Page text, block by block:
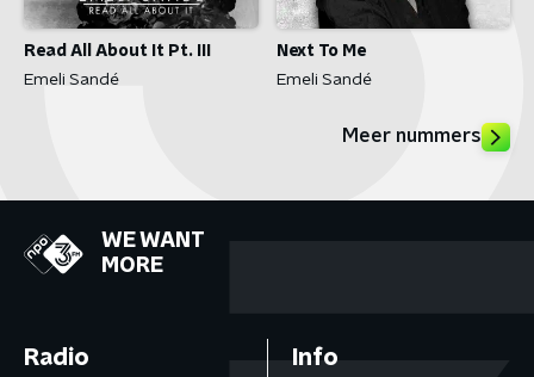
Read All About It Pt. III
Emeli Sandé
Next To Me
Emeli Sandé
Meer nummers
WE WANT
MORE
Radio Info